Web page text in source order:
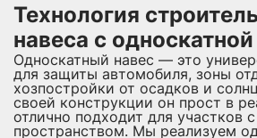
Технология
навеса с
Односкатный навес — это
для защиты автомобиля, зоны
хозпостройки от осадков и
своей конструкции он прост в
отлично подходит для участков
пространством. Мы реализуем